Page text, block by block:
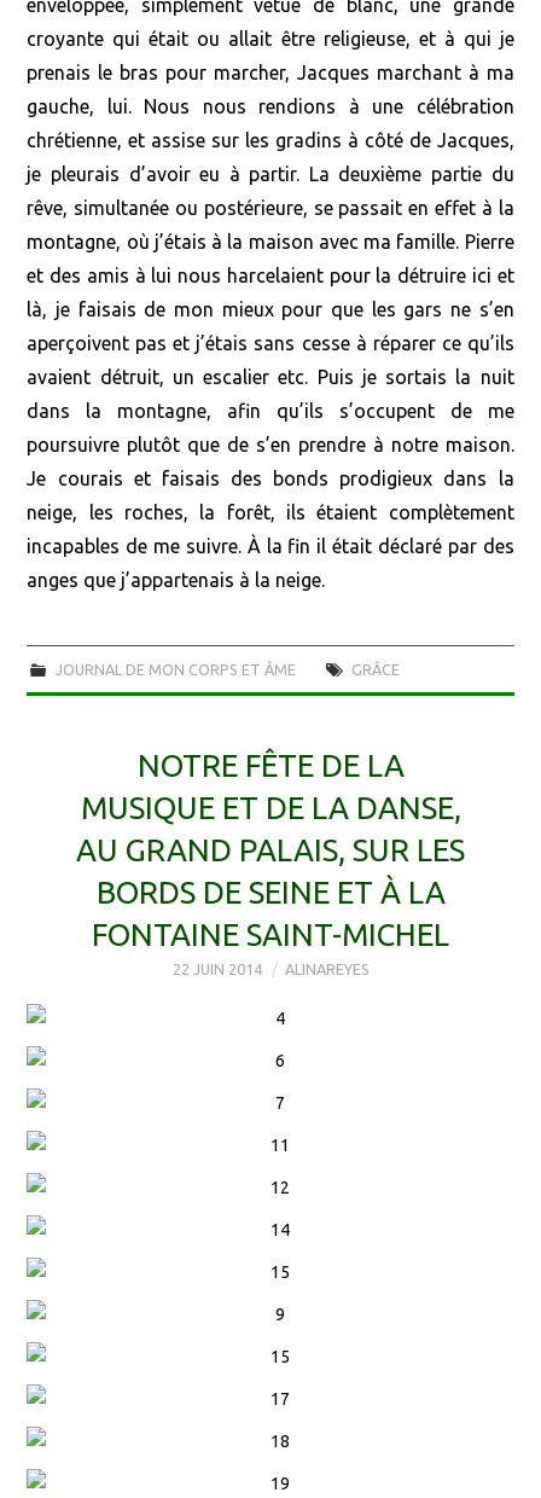
enveloppée, simplement vêtue de blanc, une grande
croyante qui était ou allait être religieuse, et à qui je
prenais le bras pour marcher, Jacques marchant à ma
gauche, lui. Nous nous rendions à une célébration
chrétienne, et assise sur les gradins à côté de Jacques,
je pleurais d’avoir eu à partir. La deuxième partie du
rêve, simultanée ou postérieure, se passait en effet à la
montagne, où j’étais à la maison avec ma famille. Pierre
et des amis à lui nous harcelaient pour la détruire ici et
là, je faisais de mon mieux pour que les gars ne s’en
aperçoivent pas et j’étais sans cesse à réparer ce qu’ils
avaient détruit, un escalier etc. Puis je sortais la nuit
dans la montagne, afin qu’ils s’occupent de me
poursuivre plutôt que de s’en prendre à notre maison.
Je courais et faisais des bonds prodigieux dans la
neige, les roches, la forêt, ils étaient complètement
incapables de me suivre. À la fin il était déclaré par des
anges que j’appartenais à la neige.
JOURNAL DE MON CORPS ET ÂME GRÂCE
NOTRE FÊTE DE LA
MUSIQUE ET DE LA DANSE,
AU GRAND PALAIS, SUR LES
BORDS DE SEINE ET À LA
FONTAINE SAINT-MICHEL
22 JUIN 2014 ALINAREYES